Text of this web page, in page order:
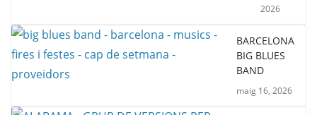
2026
BARCELONA
BIG BLUES
BAND
maig 16, 2026